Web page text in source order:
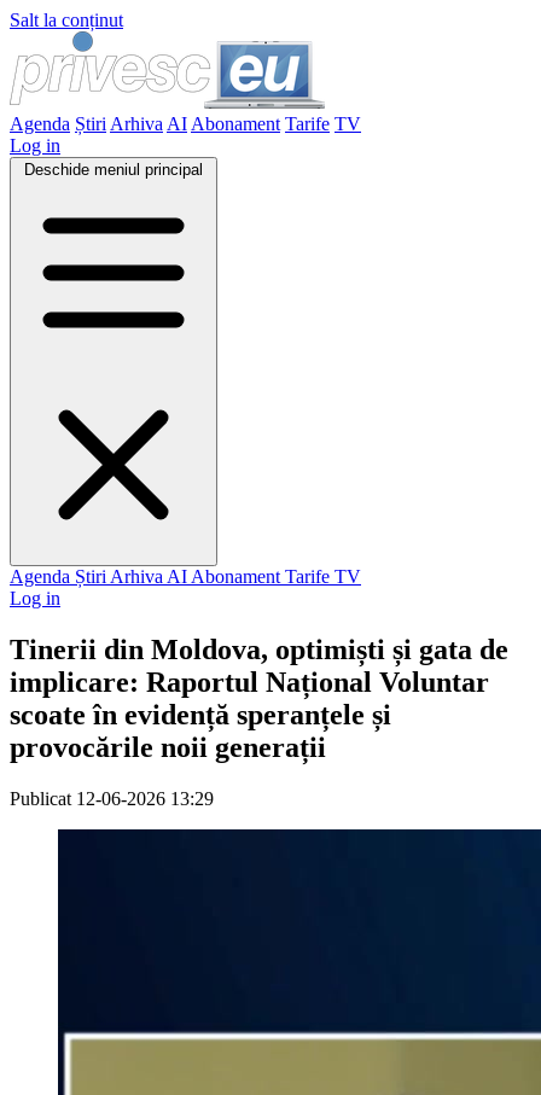
Salt la conținut
Agenda Știri Arhiva AI Abonament Tarife TV
Log in
Deschide meniul principal
Agenda Știri Arhiva AI Abonament Tarife TV
Log in
Tinerii din Moldova, optimiști și gata de
implicare: Raportul Național Voluntar
scoate în evidență speranțele și
provocările noii generații
Publicat 12-06-2026 13:29